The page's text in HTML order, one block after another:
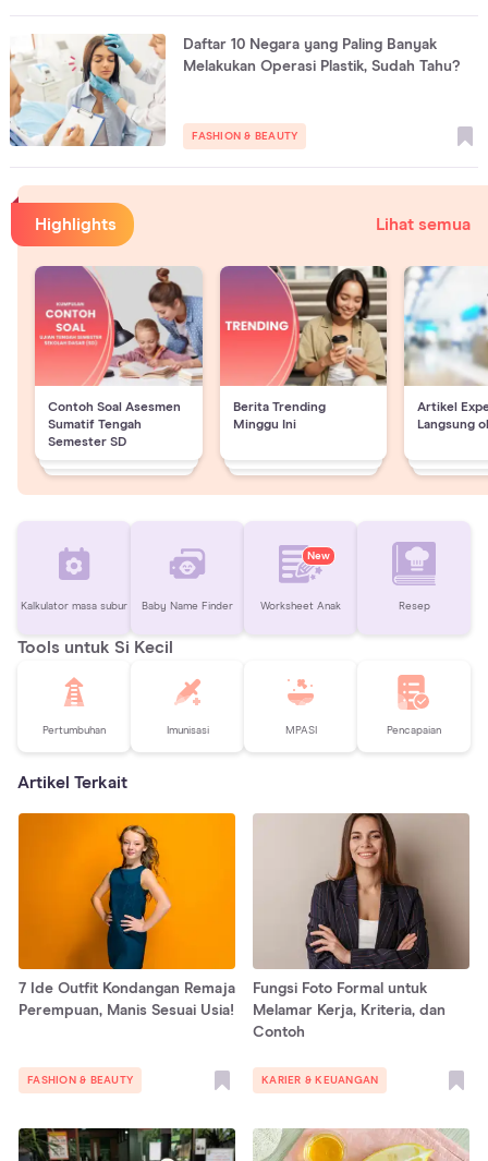
Daftar 10 Negara yang Paling Banyak
Melakukan Operasi Plastik, Sudah Tahu?
FASHION & BEAUTY
Highlights Lihat semua
Contoh Soal Asesmen
Sumatif Tengah
Semester SD
Berita Trending
Minggu Ini
Artikel
Langsung
Kalkulator masa subur Baby Name Finder
New
Worksheet Anak Resep
Tools untuk Si Kecil
Pertumbuhan Imunisasi MPASI Pencapaian
Artikel Terkait
7 Ide Outfit Kondangan Remaja
Perempuan, Manis Sesuai Usia!
FASHION & BEAUTY
Fungsi Foto Formal untuk
Melamar Kerja, Kriteria, dan
Contoh
KARIER & KEUANGAN